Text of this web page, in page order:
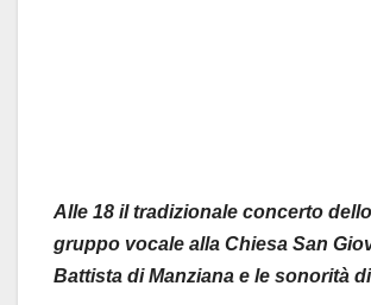
Alle 18 il tradizionale concerto
gruppo vocale alla Chiesa San
Battista di Manziana e le sonorità